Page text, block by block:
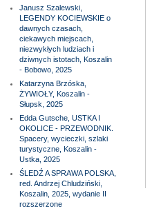
Janusz Szalewski,
LEGENDY KOCIEWSKIE o
dawnych czasach,
ciekawych miejscach,
niezwykłych ludziach i
dziwnych istotach, Koszalin
- Bobowo, 2025
Katarzyna Brzóska,
ŻYWIOŁY, Koszalin -
Słupsk, 2025
Edda Gutsche, USTKA I
OKOLICE - PRZEWODNIK.
Spacery, wycieczki, szlaki
turystyczne, Koszalin -
Ustka, 2025
ŚLEDŹ A SPRAWA POLSKA,
red. Andrzej Chludziński,
Koszalin, 2025, wydanie II
rozszerzone